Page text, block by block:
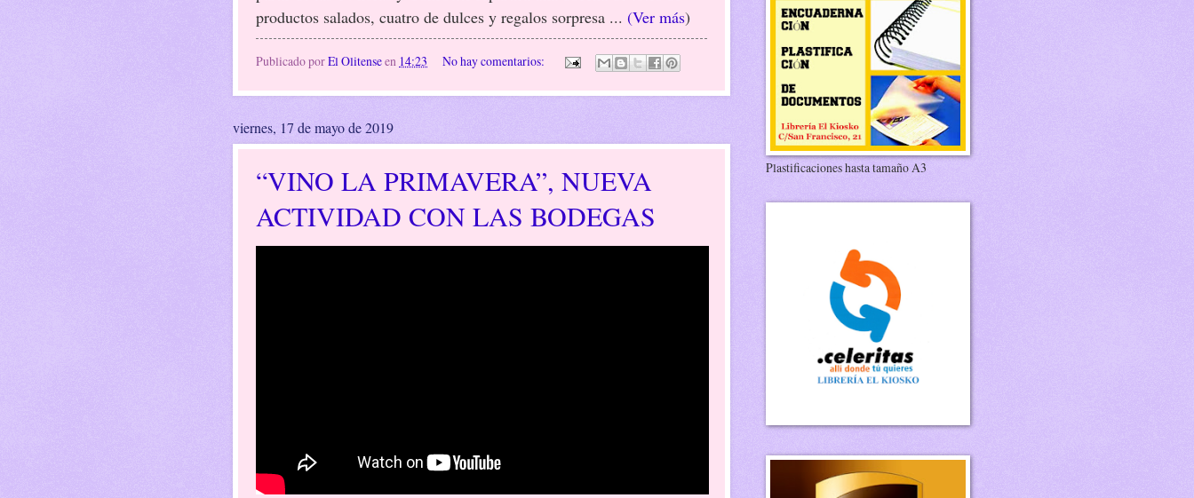
productos salados, cuatro de dulces y regalos sorpresa ... (Ver más)
Publicado porEl Olitenseen 14:23 No hay comentarios:
viernes, 17 de mayo de 2019
“VINO LA PRIMAVERA”, NUEVA
ACTIVIDAD CON LAS BODEGAS
Plastificaciones hasta tamaño A3